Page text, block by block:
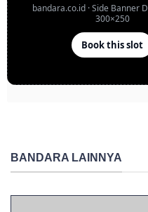
BANDARA LAINNYA